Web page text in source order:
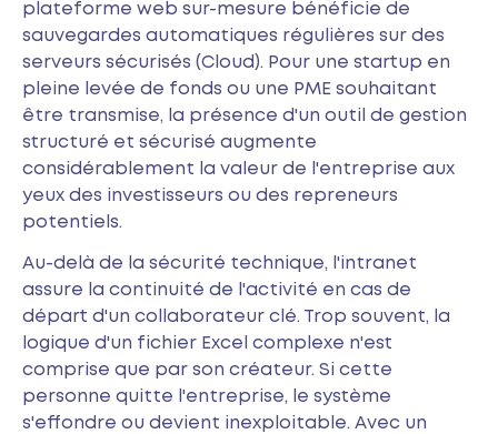
plateforme web sur-mesure bénéficie de
sauvegardes automatiques régulières sur des
serveurs sécurisés (Cloud). Pour une startup en
pleine levée de fonds ou une PME souhaitant
être transmise, la présence d'un outil de gestion
structuré et sécurisé augmente
considérablement la valeur de l'entreprise aux
yeux des investisseurs ou des repreneurs
potentiels.
Au-delà de la sécurité technique, l'intranet
assure la continuité de l'activité en cas de
départ d'un collaborateur clé. Trop souvent, la
logique d'un fichier Excel complexe n'est
comprise que par son créateur. Si cette
personne quitte l'entreprise, le système
s'effondre ou devient inexploitable. Avec un